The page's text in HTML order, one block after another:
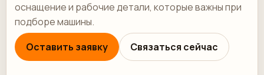
оснащение и рабочие детали, которые важны при
подборе машины.
Оставить заявку
Связаться сейчас